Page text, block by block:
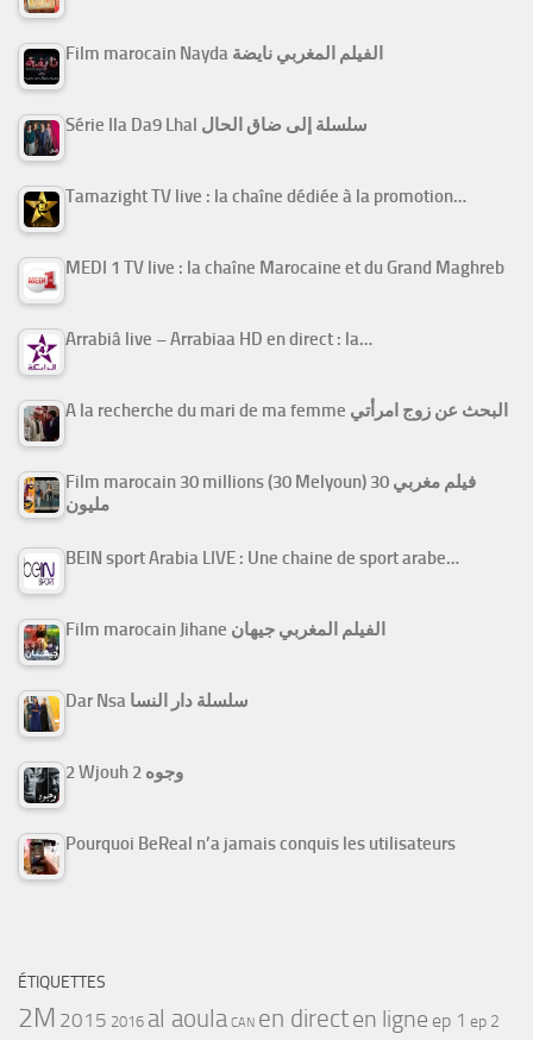
Film marocain Nayda الفيلم المغربي نايضة
Série Ila Da9 Lhal سلسلة إلى ضاق الحال
Tamazight TV live : la chaîne dédiée à la promotion…
MEDI 1 TV live : la chaîne Marocaine et du Grand Maghreb
Arrabiâ live – Arrabiaa HD en direct : la…
A la recherche du mari de ma femme البحث عن زوج امرأتي
Film marocain 30 millions (30 Melyoun) فيلم مغربي 30
مليون
BEIN sport Arabia LIVE : Une chaine de sport arabe…
Film marocain Jihane الفيلم المغربي جيهان
Dar Nsa سلسلة دار النسا
2 Wjouh 2 وجوه
Pourquoi BeReal n’a jamais conquis les utilisateurs
ÉTIQUETTES
2M 2015 2016 al aoula CAN en directen ligne ep 1 ep 2